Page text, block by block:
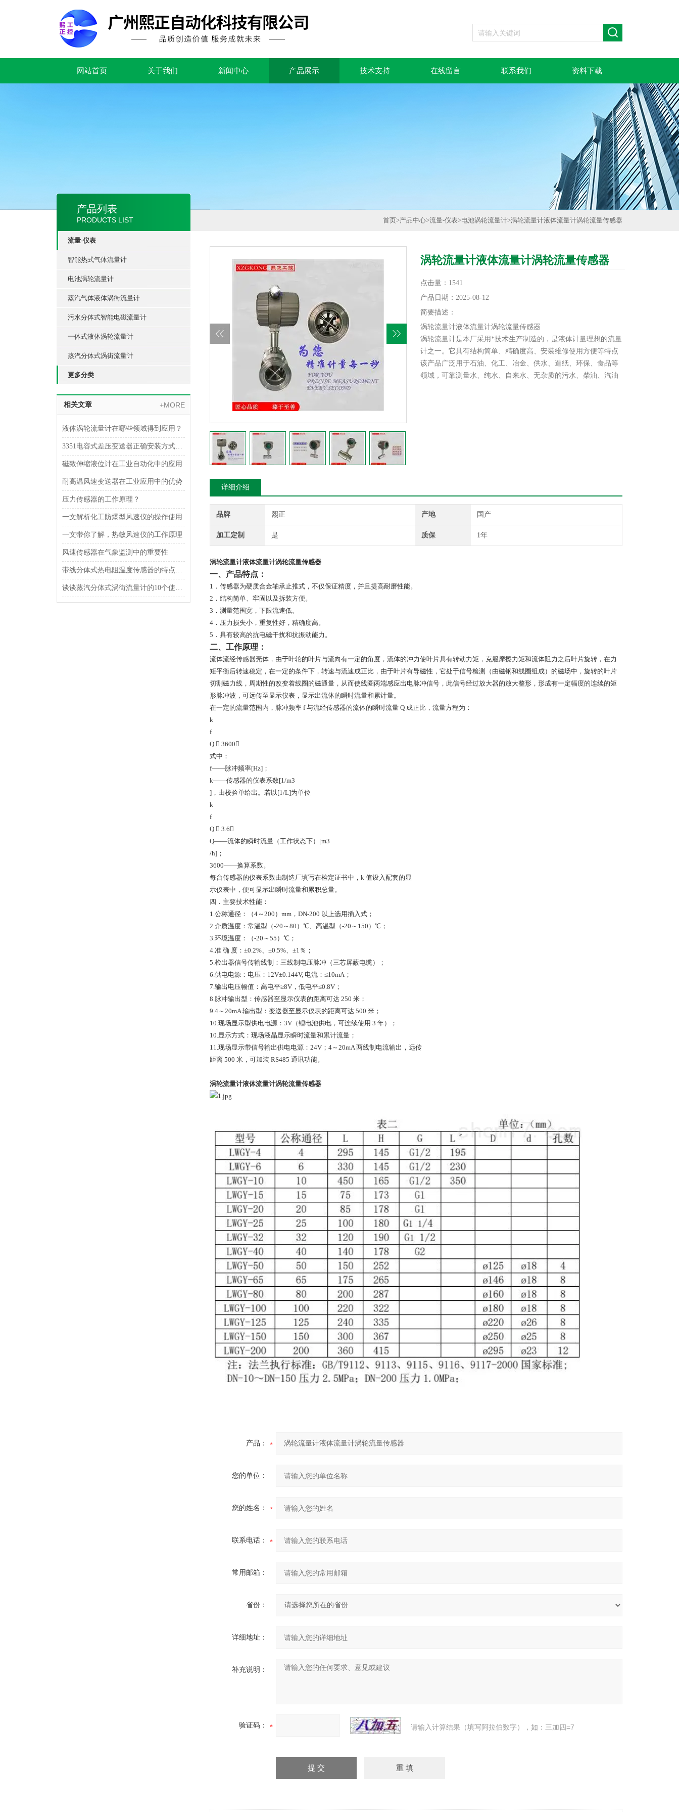
网站首页 关于我们 新闻中心 产品展示 技术支持 在线留言 联系我们 资料下载
产品列表
PRODUCTS LIST
流量-仪表
智能热式气体流量计
电池涡轮流量计
蒸汽气体液体涡街流量计
污水分体式智能电磁流量计
一体式液体涡轮流量计
蒸汽分体式涡街流量计
更多分类
相关文章 +MORE
液体涡轮流量计在哪些领域得到应用？
3351电容式差压变送器正确安装方式，一定得掌握！
磁致伸缩液位计在工业自动化中的应用
耐高温风速变送器在工业应用中的优势
压力传感器的工作原理？
一文解析化工防爆型风速仪的操作使用
一文带你了解，热敏风速仪的工作原理
风速传感器在气象监测中的重要性
带线分体式热电阻温度传感器的特点及应用
谈谈蒸汽分体式涡街流量计的10个使用要点
首页>产品中心>流量-仪表>电池涡轮流量计>涡轮流量计液体流量计涡轮流量传感器
涡轮流量计液体流量计涡轮流量传感器
点击量：1541
产品日期：2025-08-12
简要描述：
涡轮流量计液体流量计涡轮流量传感器
涡轮流量计是本厂采用*技术生产制造的，是液体计量理想的流量
计之一。它具有结构简单、精确度高、安装维修使用方便等特点
该产品广泛用于石油、化工、冶金、供水、造纸、环保、食品等
领域，可靠测量水、纯水、自来水、无杂质的污水、柴油、汽油
详细介绍
品牌 熙正 产地 国产
加工定制 是 质保 1年
涡轮流量计液体流量计涡轮流量传感器
一、产品特点：
1．传感器为硬质合金轴承止推式，不仅保证精度，并且提高耐磨性能。
2．结构简单、牢固以及拆装方便。
3．测量范围宽，下限流速低。
4．压力损失小，重复性好，精确度高。
5．具有较高的抗电磁干扰和抗振动能力。
二、工作原理：
流体流经传感器壳体，由于叶轮的叶片与流向有一定的角度，流体的冲力使叶片具有转动力矩，克服摩擦力矩和流体阻力之后叶片旋转，在力
矩平衡后转速稳定，在一定的条件下，转速与流速成正比，由于叶片有导磁性，它处于信号检测（由磁钢和线圈组成）的磁场中，旋转的叶片
切割磁力线，周期性的改变着线圈的磁通量，从而使线圈两端感应出电脉冲信号，此信号经过放大器的放大整形，形成有一定幅度的连续的矩
形脉冲波，可远传至显示仪表，显示出流体的瞬时流量和累计量。
在一定的流量范围内，脉冲频率 f 与流经传感器的流体的瞬时流量 Q 成正比，流量方程为：
k
f
Q  3600
式中：
f——脉冲频率[Hz]；
k——传感器的仪表系数[1/m3
]，由校验单给出。若以[1/L]为单位
k
f
Q  3.6
Q——流体的瞬时流量（工作状态下）[m3
/h]；
3600——换算系数。
每台传感器的仪表系数由制造厂填写在检定证书中，k 值设入配套的显
示仪表中，便可显示出瞬时流量和累积总量。
四．主要技术性能：
1.公称通径：（4～200）mm，DN-200 以上选用插入式；
2.介质温度：常温型（-20～80）℃、高温型（-20～150）℃；
3.环境温度：（-20～55）℃；
4.准 确 度：±0.2%、±0.5%、±1％；
5.检出器信号传输线制：三线制电压脉冲（三芯屏蔽电缆）；
6.供电电源：电压：12V±0.144V, 电流：≤10mA；
7.输出电压幅值：高电平≥8V，低电平≤0.8V；
8.脉冲输出型：传感器至显示仪表的距离可达 250 米；
9.4～20mA 输出型：变送器至显示仪表的距离可达 500 米；
10.现场显示型供电电源：3V（锂电池供电，可连续使用 3 年）；
10.显示方式：现场液晶显示瞬时流量和累计流量；
11.现场显示带信号输出供电电源：24V；4～20mA 两线制电流输出，远传
距离 500 米，可加装 RS485 通讯功能。
涡轮流量计液体流量计涡轮流量传感器
产品：
您的单位：
您的姓名：
联系电话：
常用邮箱：
省份：
详细地址：
补充说明：
验证码： 请输入计算结果（填写阿拉伯数字），如：三加四=7